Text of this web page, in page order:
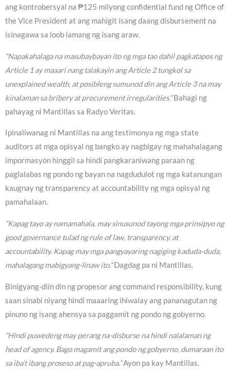
ang kontrobersyal na ₱125 milyong confidential fund ng Office of
the Vice President at ang mahigit isang daang disbursement na
isinagawa sa loob lamang ng isang araw.
“Napakahalaga na masubaybayan ito ng mga tao dahil pagkatapos ng
Article 1 ay maaari nang talakayin ang Article 2 tungkol sa
unexplained wealth, at posibleng sumunod din ang Article 3 na may
kinalaman sa bribery at procurement irregularities.”Bahagi ng
pahayag ni Mantillas sa Radyo Veritas.
Ipinaliwanag ni Mantillas na ang testimonya ng mga state
auditors at mga opisyal ng bangko ay nagbigay ng mahahalagang
impormasyon hinggil sa hindi pangkaraniwang paraan ng
paglalabas ng pondo ng bayan na nagdudulot ng mga katanungan
kaugnay ng transparency at accountability ng mga opisyal ng
pamahalaan.
“Kapag tayo ay namamahala, may sinusunod tayong mga prinsipyo ng
good governance tulad ng rule of law, transparency, at
accountability. Kapag may mga pangyayaring nagiging kaduda-duda,
mahalagang mabigyang-linaw ito.”Dagdag pa ni Mantillas.
Binigyang-diin din ng propesor ang command responsibility, kung
saan sinabi niyang hindi maaaring ihiwalay ang pananagutan ng
pinuno ng isang ahensya sa paggamit ng pondo ng gobyerno.
“Hindi puwedeng may perang na-disburse na hindi nalalaman ng
head of agency. Bago magamit ang pondo ng gobyerno, dumaraan ito
sa iba’t ibang proseso at pag-apruba.”Ayon pa kay Mantillas.